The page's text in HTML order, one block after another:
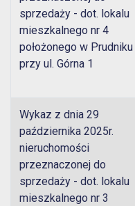
sprzedaży - dot. lokalu
mieszkalnego nr 4
położonego w Prudniku
przy ul. Górna 1
Wykaz z dnia 29
października 2025r.
nieruchomości
przeznaczonej do
sprzedaży - dot. lokalu
mieszkalnego nr 3